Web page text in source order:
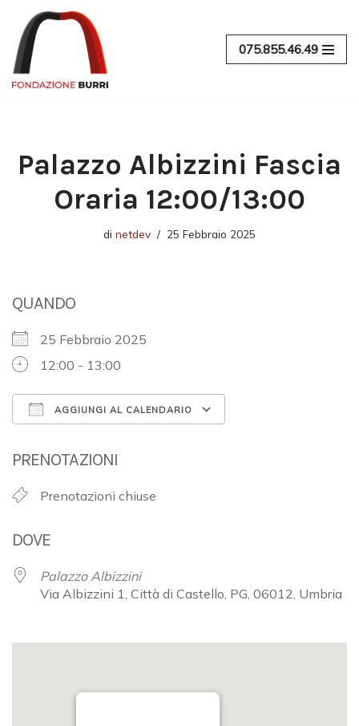
Vai
al
contenuto
075.855.46.49
Palazzo Albizzini Fascia
Oraria 12:00/13:00
di netdev 25 Febbraio 2025
QUANDO
25 Febbraio 2025
12:00 - 13:00
AGGIUNGI AL CALENDARIO
PRENOTAZIONI
Prenotazioni chiuse
DOVE
Palazzo Albizzini
Via Albizzini 1, Città di Castello, PG, 06012, Umbria